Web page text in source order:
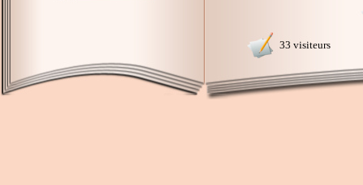
33 visiteurs